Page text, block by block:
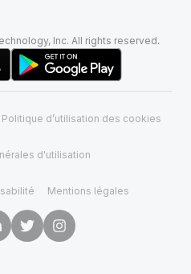
Inc. All rights reserved.
Politique d’utilisation des cookies
d'utilisation
Mentions légales